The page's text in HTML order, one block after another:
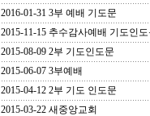
2016-01-31 3부 예배 기도문
2015-11-15 추수감사예배 기도인
2015-08-09 2부 기도인도문
2015-06-07 3부예배
2015-04-12 2부 기도 인도문
2015-03-22 새중앙교회